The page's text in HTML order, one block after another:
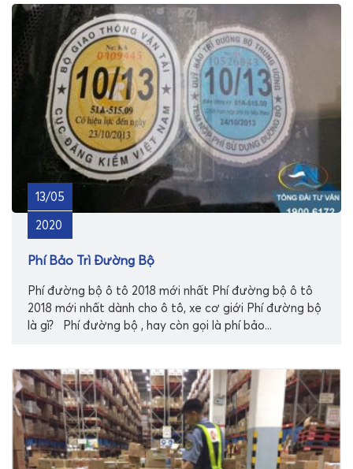
13/05
2020
Phí Bảo Trì Đường Bộ
Phí đường bộ ô tô 2018 mới nhất Phí đường bộ ô tô
2018 mới nhất dành cho ô tô, xe cơ giới Phí đường bộ
là gì? Phí đường bộ , hay còn gọi là phí bảo...